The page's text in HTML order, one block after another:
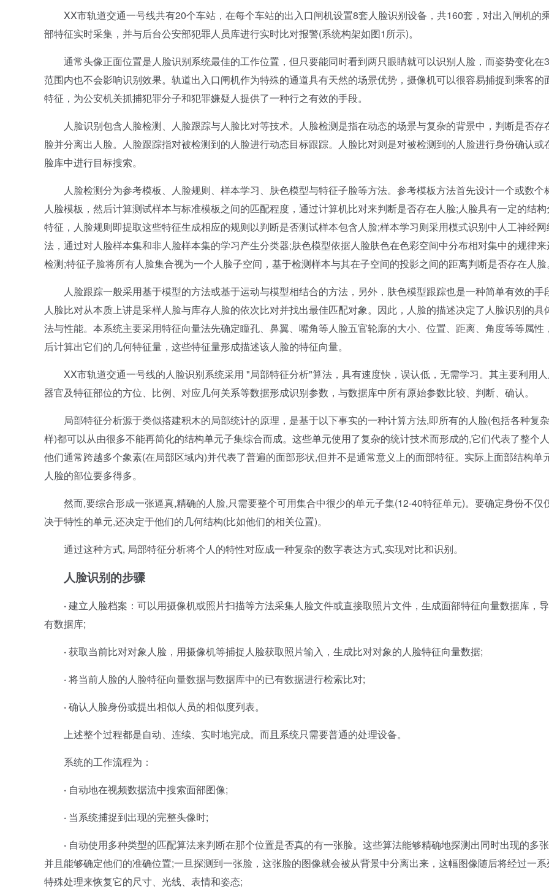
XX市轨道交通一号线共有20个车站，在每个车站的出入口闸机设置8套人脸识别设备，共160套，对出入闸机的
部特征实时采集，并与后台公安部犯罪人员库进行实时比对报警(系统构架如图1所示)。
通常头像正面位置是人脸识别系统最佳的工作位置，但只要能同时看到两只眼睛就可以识别人脸，而姿势变化在
范围内也不会影响识别效果。轨道出入口闸机作为特殊的通道具有天然的场景优势，摄像机可以很容易捕捉到乘客的
特征，为公安机关抓捕犯罪分子和犯罪嫌疑人提供了一种行之有效的手段。
人脸识别包含人脸检测、人脸跟踪与人脸比对等技术。人脸检测是指在动态的场景与复杂的背景中，判断是否存
脸并分离出人脸。人脸跟踪指对被检测到的人脸进行动态目标跟踪。人脸比对则是对被检测到的人脸进行身份确认或
脸库中进行目标搜索。
人脸检测分为参考模板、人脸规则、样本学习、肤色模型与特征子脸等方法。参考模板方法首先设计一个或数个
人脸模板，然后计算测试样本与标准模板之间的匹配程度，通过计算机比对来判断是否存在人脸;人脸具有一定的结
特征，人脸规则即提取这些特征生成相应的规则以判断是否测试样本包含人脸;样本学习则采用模式识别中人工神经
法，通过对人脸样本集和非人脸样本集的学习产生分类器;肤色模型依据人脸肤色在色彩空间中分布相对集中的规律
检测;特征子脸将所有人脸集合视为一个人脸子空间，基于检测样本与其在子空间的投影之间的距离判断是否存在人脸。
人脸跟踪一般采用基于模型的方法或基于运动与模型相结合的方法，另外，肤色模型跟踪也是一种简单有效的手
人脸比对从本质上讲是采样人脸与库存人脸的依次比对并找出最佳匹配对象。因此，人脸的描述决定了人脸识别的具
法与性能。本系统主要采用特征向量法先确定瞳孔、鼻翼、嘴角等人脸五官轮廓的大小、位置、距离、角度等等属性
后计算出它们的几何特征量，这些特征量形成描述该人脸的特征向量。
XX市轨道交通一号线的人脸识别系统采用 "局部特征分析"算法，具有速度快，误认低，无需学习。其主要利用
器官及特征部位的方位、比例、对应几何关系等数据形成识别参数，与数据库中所有原始参数比较、判断、确认。
局部特征分析源于类似搭建积木的局部统计的原理，是基于以下事实的一种计算方法,即所有的人脸(包括各种复
样)都可以从由很多不能再简化的结构单元子集综合而成。这些单元使用了复杂的统计技术而形成的,它们代表了整个人
他们通常跨越多个象素(在局部区域内)并代表了普遍的面部形状,但并不是通常意义上的面部特征。实际上面部结构单
人脸的部位要多得多。
然而,要综合形成一张逼真,精确的人脸,只需要整个可用集合中很少的单元子集(12-40特征单元)。要确定身份不仅
决于特性的单元,还决定于他们的几何结构(比如他们的相关位置)。
通过这种方式, 局部特征分析将个人的特性对应成一种复杂的数字表达方式,实现对比和识别。
人脸识别的步骤
·建立人脸档案：可以用摄像机或照片扫描等方法采集人脸文件或直接取照片文件，生成面部特征向量数据库，
有数据库;
·获取当前比对对象人脸，用摄像机等捕捉人脸获取照片输入，生成比对对象的人脸特征向量数据;
·将当前人脸的人脸特征向量数据与数据库中的已有数据进行检索比对;
·确认人脸身份或提出相似人员的相似度列表。
上述整个过程都是自动、连续、实时地完成。而且系统只需要普通的处理设备。
系统的工作流程为：
· 自动地在视频数据流中搜索面部图像;
· 当系统捕捉到出现的完整头像时;
· 自动使用多种类型的匹配算法来判断在那个位置是否真的有一张脸。这些算法能够精确地探测出同时出现的多张
并且能够确定他们的准确位置;一旦探测到一张脸，这张脸的图像就会被从背景中分离出来，这幅图像随后将经过一系
特殊处理来恢复它的尺寸、光线、表情和姿态;